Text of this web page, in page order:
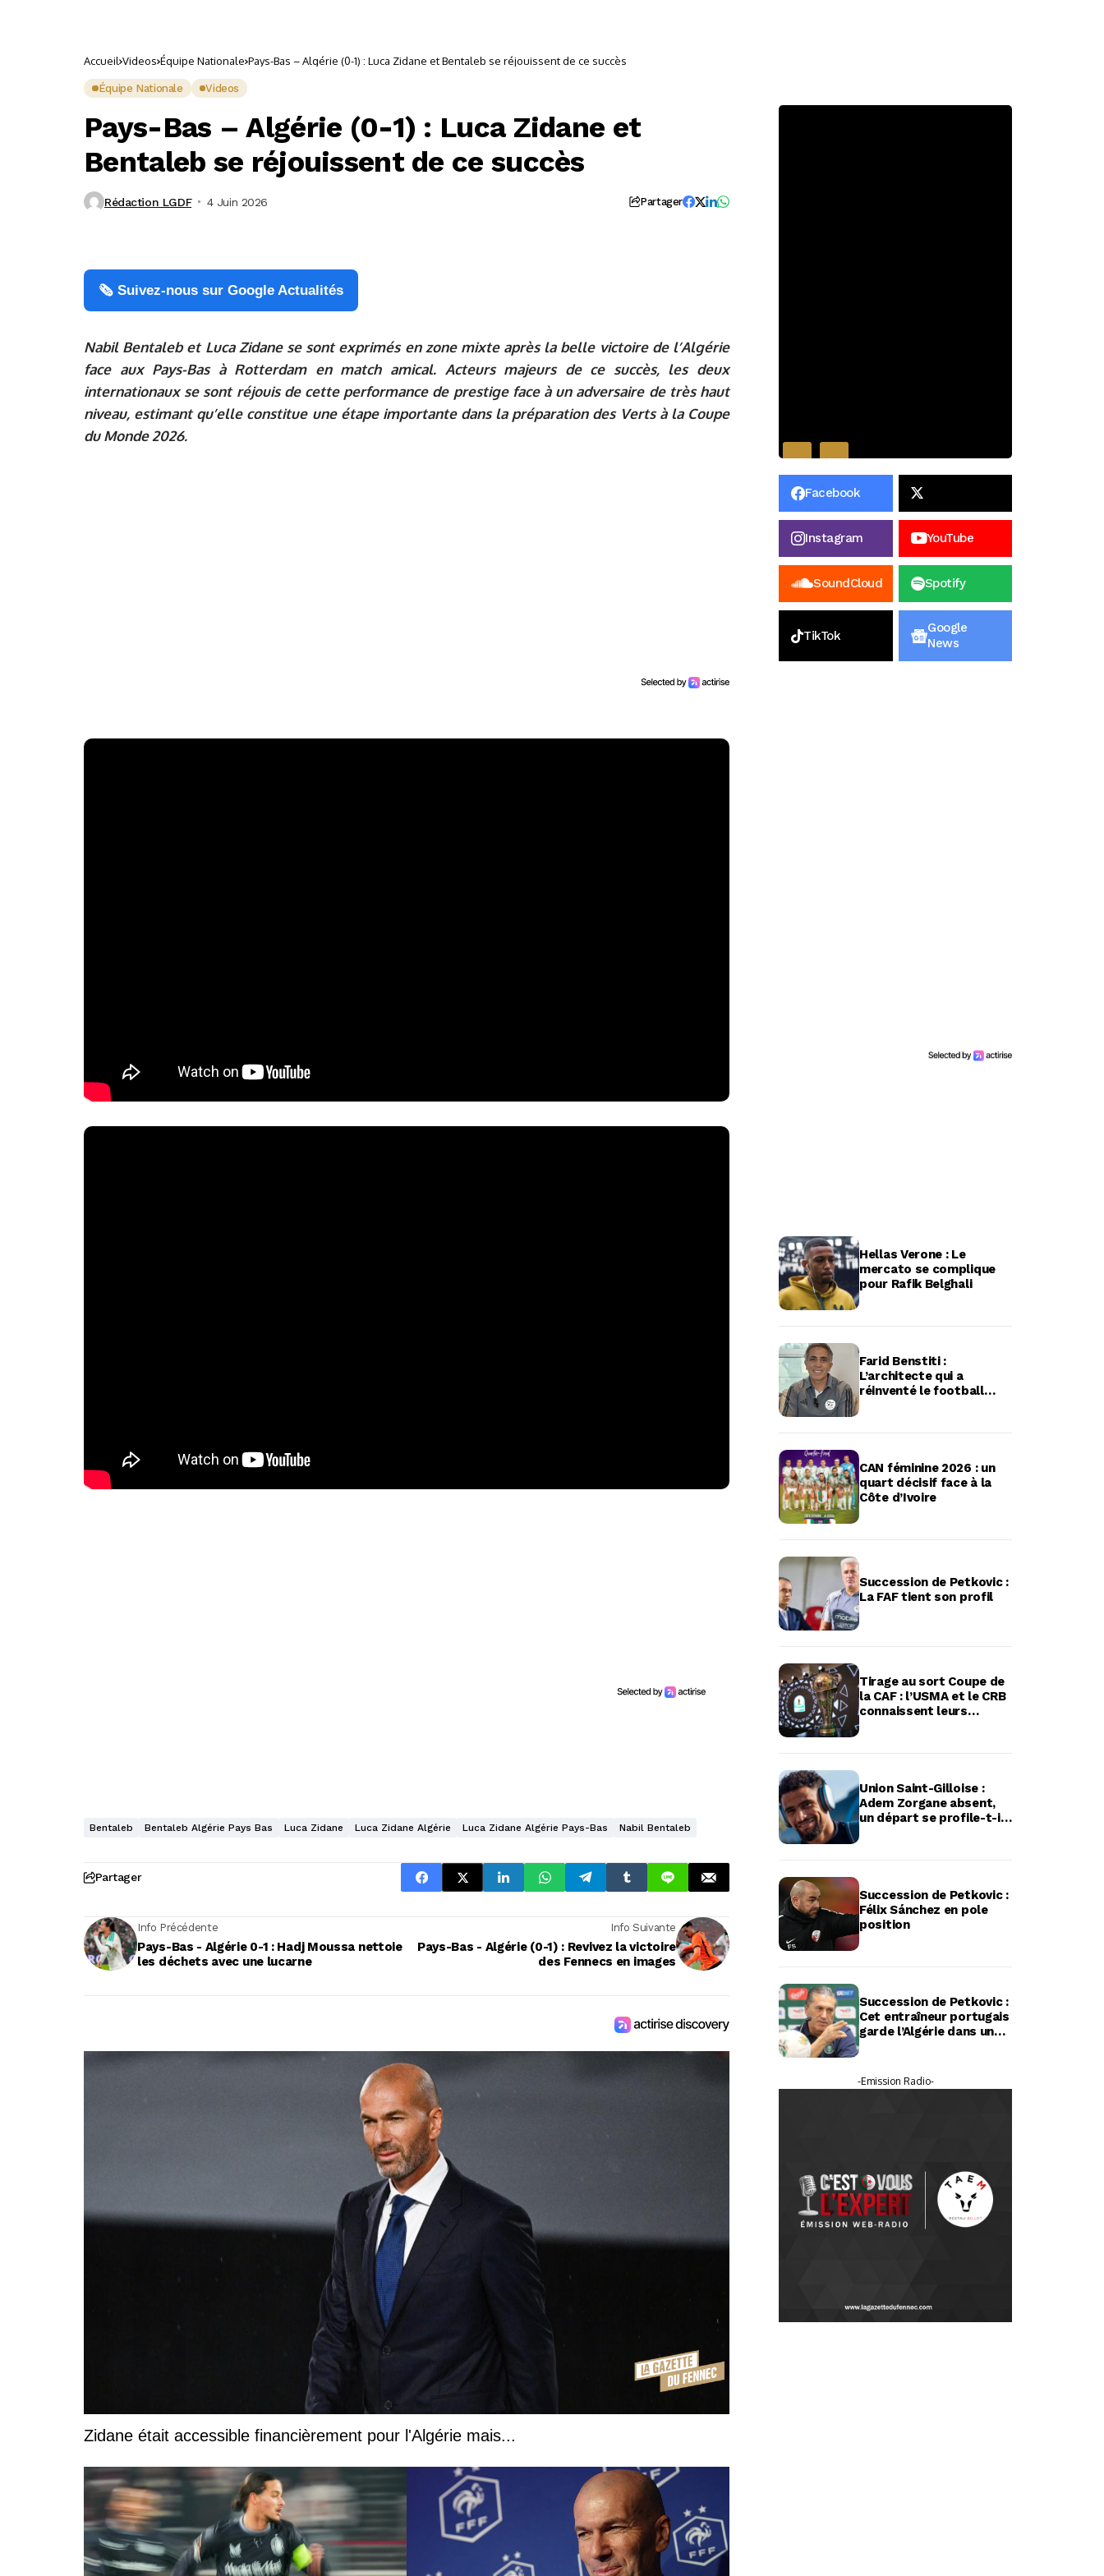
Accueil Videos Équipe Nationale Pays-Bas – Algérie (0-1) : Luca Zidane et Bentaleb se réjouissent de ce succès
Équipe Nationale Videos
Pays-Bas – Algérie (0-1) : Luca Zidane et
Bentaleb se réjouissent de ce succès
Rédaction LGDF 4 Juin 2026 Partager
🗞️ Suivez-nous sur Google Actualités
Nabil Bentaleb et Luca Zidane se sont exprimés en zone mixte après la belle victoire de l’Algérie
face aux Pays-Bas à Rotterdam en match amical. Acteurs majeurs de ce succès, les deux
internationaux se sont réjouis de cette performance de prestige face à un adversaire de très haut
niveau, estimant qu’elle constitue une étape importante dans la préparation des Verts à la Coupe
du Monde 2026.
Bentaleb Bentaleb Algérie Pays Bas Luca Zidane Luca Zidane Algérie Luca Zidane Algérie Pays-Bas Nabil Bentaleb
Partager
Info Précédente
Pays-Bas - Algérie 0-1 : Hadj Moussa nettoie
les déchets avec une lucarne
Info Suivante
Pays-Bas - Algérie (0-1) : Revivez la victoire
des Fennecs en images
Zidane était accessible financièrement pour l'Algérie mais...
Facebook
Instagram YouTube
SoundCloud Spotify
TikTok
Google
News
Hellas Verone : Le
mercato se complique
pour Rafik Belghali
Farid Benstiti :
L’architecte qui a
réinventé le football
CAN féminine 2026 : un
quart décisif face à la
Côte d’Ivoire
Succession de Petkovic :
La FAF tient son profil
Tirage au sort Coupe de
la CAF : l’USMA et le CRB
connaissent leurs
Union Saint-Gilloise :
Adem Zorgane absent,
un départ se profile-t-il
Succession de Petkovic :
Félix Sánchez en pole
position
Succession de Petkovic :
Cet entraîneur portugais
garde l’Algérie dans un
-Emission Radio-